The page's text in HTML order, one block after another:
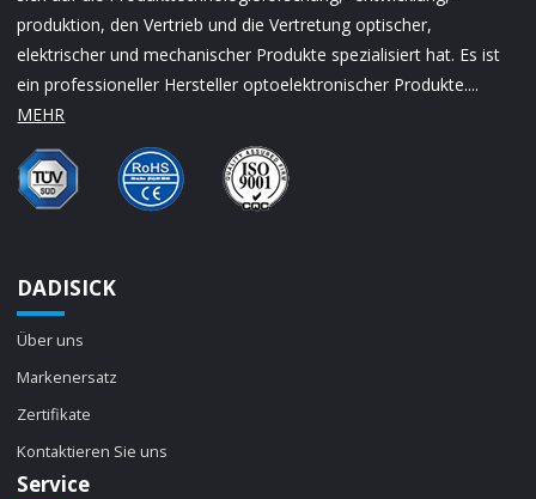
produktion, den Vertrieb und die Vertretung optischer,
elektrischer und mechanischer Produkte spezialisiert hat. Es ist
ein professioneller Hersteller optoelektronischer Produkte....
MEHR
DADISICK
Über uns
Markenersatz
Zertifikate
Kontaktieren Sie uns
Service